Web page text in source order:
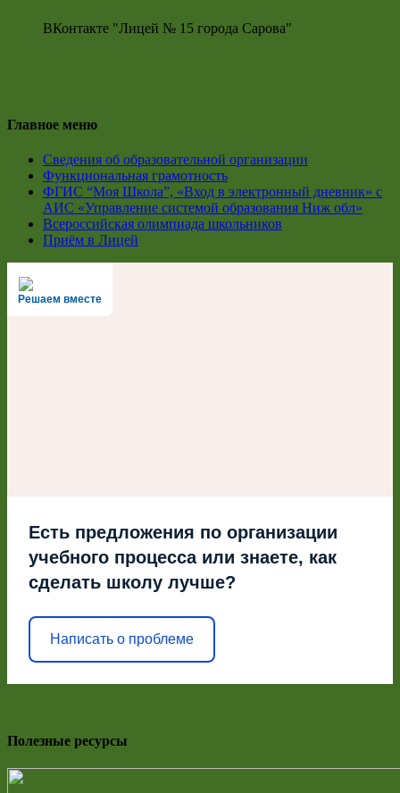
ВКонтакте "Лицей № 15 города Сарова"
Главное меню
Сведения об образовательной организации
Функциональная грамотность
ФГИС “Моя Школа”, «Вход в электронный дневник» с
АИС «Управление системой образования Ниж обл»
Всероссийская олимпиада школьников
Приём в Лицей
Решаем вместе
Есть предложения по организации
учебного процесса или знаете, как
сделать школу лучше?
Написать о проблеме
Полезные ресурсы